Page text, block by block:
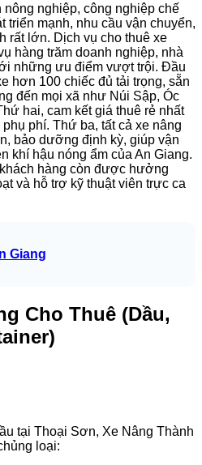
nghiệp, công nghiệp chế
triển mạnh, nhu cầu vận chuyển,
rất lớn. Dịch vụ cho thuê xe
hàng trăm doanh nghiệp, nhà
những ưu điểm vượt trội. Đầu
hơn 100 chiếc đủ tải trọng, sẵn
đến mọi xã như Núi Sập, Óc
hai, cam kết giá thuê rẻ nhất
phí. Thứ ba, tất cả xe nâng
bảo dưỡng định kỳ, giúp vận
khí hậu nóng ẩm của An Giang.
hàng còn được hưởng
và hỗ trợ kỹ thuật viên trực ca
Giang
Cho Thuê (Dầu,
tại Thoại Sơn, Xe Nâng Thành
loại: